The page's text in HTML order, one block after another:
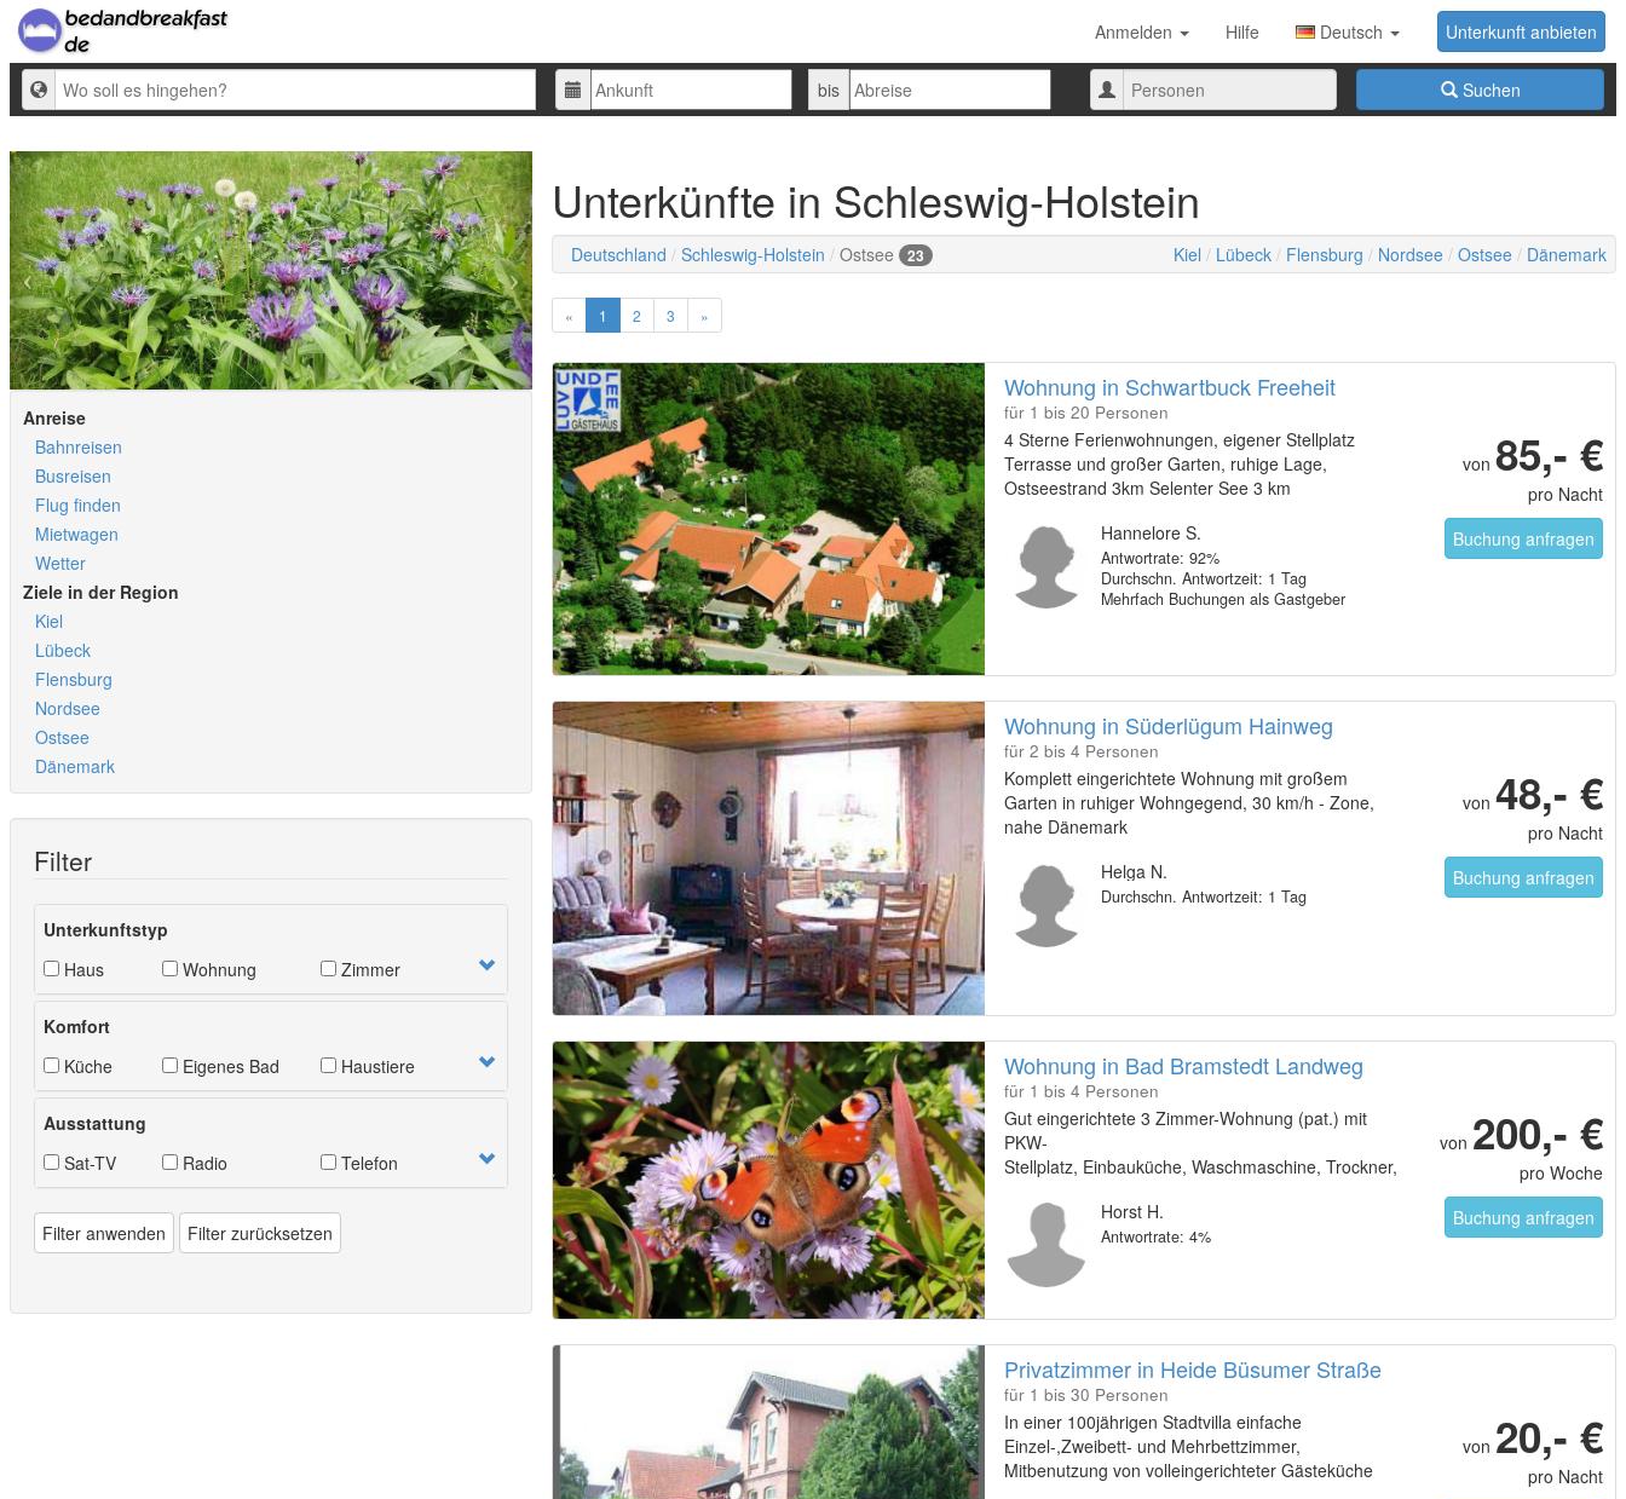
Unterkunft anbieten
Anmelden Hilfe
Deutsch
Ziel
Ankunft Abreise
bis
Anzahl
der
Suchen
Anreise
Bahnreisen
Busreisen
Flug finden
Mietwagen
Wetter
Ziele in der Region
Kiel
Lübeck
Flensburg
Nordsee
Ostsee
Dänemark
Filter
Unterkunftstyp
Haus
Wohnung Zimmer
Komfort
Küche
Eigenes Bad Haustiere
Ausstattung
Sat-TV
Radio Telefon
Filter anwenden Filter zurücksetzen
Unterkünfte in Schleswig-Holstein
Deutschland Schleswig-Holstein Ostsee 23 Kiel Lübeck Flensburg Nordsee Ostsee Dänemark
« 1 2 3 »
Wohnung in Schwartbuck Freeheit
für 1 bis 20 Personen
4 Sterne Ferienwohnungen, eigener Stellplatz
Terrasse und großer Garten, ruhige Lage,
Ostseestrand 3km Selenter See 3 km
Hannelore S.
Antwortrate: 92%
Durchschn. Antwortzeit: 1 Tag
Mehrfach Buchungen als Gastgeber
von 85,- €
pro Nacht
Buchung anfragen
Wohnung in Süderlügum Hainweg
für 2 bis 4 Personen
Komplett eingerichtete Wohnung mit großem
Garten in ruhiger Wohngegend, 30 km/h - Zone,
nahe Dänemark
Helga N.
Durchschn. Antwortzeit: 1 Tag
von 48,- €
pro Nacht
Buchung anfragen
Wohnung in Bad Bramstedt Landweg
für 1 bis 4 Personen
Gut eingerichtete 3 Zimmer-Wohnung (pat.) mit
PKW-
Stellplatz, Einbauküche, Waschmaschine, Trockner,
Horst H.
Antwortrate: 4%
von 200,- €
pro Woche
Buchung anfragen
Privatzimmer in Heide Büsumer Straße
für 1 bis 30 Personen
In einer 100jährigen Stadtvilla einfache
Einzel-,Zweibett- und Mehrbettzimmer,
Mitbenutzung von volleingerichteter Gästeküche
von 20,- €
pro Nacht